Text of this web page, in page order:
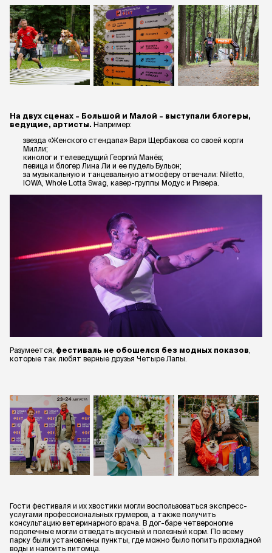
На двух сценах – Большой и Малой – выступали блогеры,
ведущие, артисты. Например:
звезда «Женского стендапа» Варя Щербакова со своей корги
Милли;
кинолог и телеведущий Георгий Манёв;
певица и блогер Лина Ли и ее пудель Бульон;
за музыкальную и танцевальную атмосферу отвечали: Niletto,
IOWA, Whole Lotta Swag, кавер-группы Модус и Ривера.
Разумеется, фестиваль не обошелся без модных показов
которые так любят верные друзья Четыре Лапы.
Гости фестиваля и их хвостики могли воспользоваться экспресс-
услугами профессиональных грумеров, а также получить
консультацию ветеринарного врача. В дог-баре четвероногие
подопечные могли отведать вкусный и полезный корм. По всему
парку были установлены пункты, где можно было попить прохладной
воды и напоить питомца.